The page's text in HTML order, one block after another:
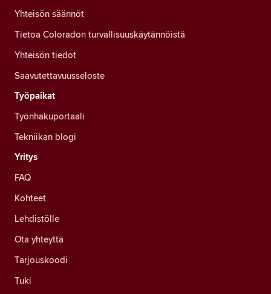
Yhteisön säännöt
Tietoa Coloradon turvallisuuskäytännöistä
Yhteisön tiedot
Saavutettavuusseloste
Työpaikat
Työnhakuportaali
Tekniikan blogi
Yritys
FAQ
Kohteet
Lehdistölle
Ota yhteyttä
Tarjouskoodi
Tuki